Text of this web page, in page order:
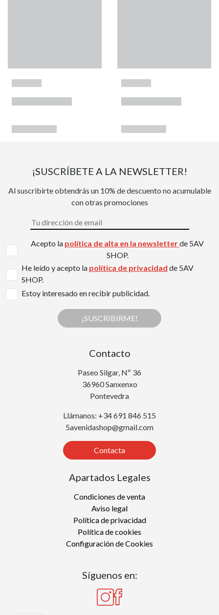
¡SUSCRÍBETE A LA NEWSLETTER!
Al suscribirte obtendrás un 10% de descuento no acumulable
con otras promociones
Acepto la política de alta en la newsletterde 5AV
SHOP.
He leído y acepto la política de privacidad de 5AV
SHOP.
Estoy interesado en recibir publicidad.
¡SUSCRIBIRME!
Contacto
Paseo Silgar, Nº 36
36960 Sanxenxo
Pontevedra
Llámanos: +34 691 846 515
5avenidashop@gmail.com
Contacta
Apartados Legales
Condiciones de venta
Aviso legal
Política de privacidad
Política de cookies
Configuración de Cookies
Síguenos en: